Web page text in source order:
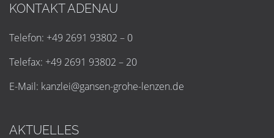
KONTAKT ADENAU
Telefon: +49 2691 93802 – 0
Telefax: +49 2691 93802 – 20
E-Mail: kanzlei@gansen-grohe-lenzen.de
AKTUELLES